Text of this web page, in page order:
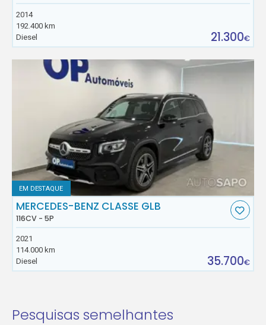
2014
192.400 km
Diesel
21.300€
EM DESTAQUE
MERCEDES-BENZ CLASSE GLB
116CV - 5P
2021
114.000 km
Diesel
35.700€
Pesquisas semelhantes